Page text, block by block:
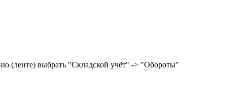
(ленте) выбрать "Складской учёт" -> "Обороты"